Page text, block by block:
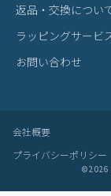
返品・交換につい
ラッピングサービ
お問い合わせ
会社概要
プライバシーポリシー
©2026